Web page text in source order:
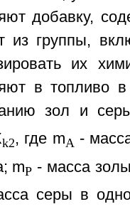
добавку,
из группы,
их
в топливо в
зол и
k2, где mA -
mP - масса
серы в